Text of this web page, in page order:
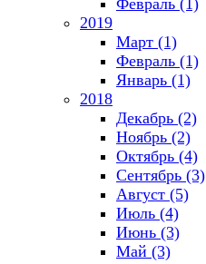
Февраль (1)
2019
Март (1)
Февраль (1)
Январь (1)
2018
Декабрь (2)
Ноябрь (2)
Октябрь (4)
Сентябрь (3)
Август (5)
Июль (4)
Июнь (3)
Май (3)